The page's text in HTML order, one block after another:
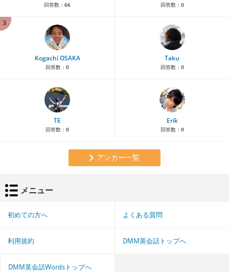
回答数： 66 回答数： 0
3
Kogachi OSAKA
回答数： 0
Taku
回答数： 0
TE
回答数： 0
Erik
回答数： 0
アンカー一覧
メニュー
初めての方へ よくある質問
利用規約 DMM英会話トップへ
DMM英会話Wordsトップへ